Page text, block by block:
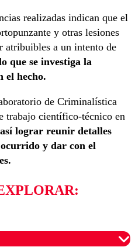
realizadas indican que el
y otras lesiones
atribuibles a un intento de
que se investiga la
el hecho.
de Criminalística
trabajo científico-técnico en
lograr reunir detalles
y dar con el